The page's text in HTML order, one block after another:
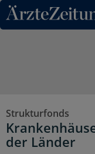
Direkt zum
Strukturfonds
der Länder